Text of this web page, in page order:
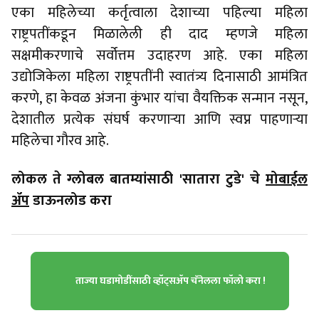
एका महिलेच्या कर्तृत्वाला देशाच्या पहिल्या महिला
राष्ट्रपतींकडून मिळालेली ही दाद म्हणजे महिला
सक्षमीकरणाचे सर्वोत्तम उदाहरण आहे. एका महिला
उद्योजिकेला महिला राष्ट्रपतींनी स्वातंत्र्य दिनासाठी आमंत्रित
करणे, हा केवळ अंजना कुंभार यांचा वैयक्तिक सन्मान नसून,
देशातील प्रत्येक संघर्ष करणाऱ्या आणि स्वप्न पाहणाऱ्या
महिलेचा गौरव आहे.
लोकल ते ग्लोबल बातम्यांसाठी 'सातारा टुडे' चे मोबाईल
ॲपडाऊनलोड करा
ताज्या घडामोडींसाठी व्हॉट्सॲप चॅनेलला फॉलो करा !